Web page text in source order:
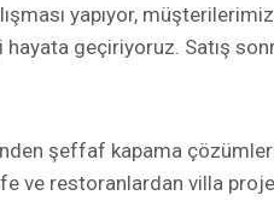
yapıyor,
geçiriyoruz. Satış
şeffaf kapama
ve restoranlardan villa